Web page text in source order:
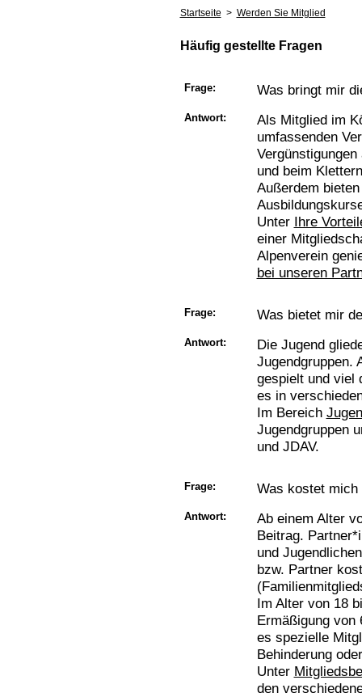
Startseite > Werden Sie Mitglied
Häufig gestellte Fragen
Frage: Was bringt mir
Antwort:
Als Mitglied im
umfassenden
und beim
Außerdem
Unter Ihre
einer
Alpenverein
bei unseren
Frage: Was bietet mir
Antwort:
Die Jugend
Jugendgruppen.
gespielt und viel
es in
Im Bereich
Jugendgruppen
und JDAV.
Frage: Was kostet mich
Antwort:
Ab einem Alter
Beitrag.
und
bzw. Partner
Im Alter von 18
Ermäßigung von
es spezielle
Behinderung
Unter
den